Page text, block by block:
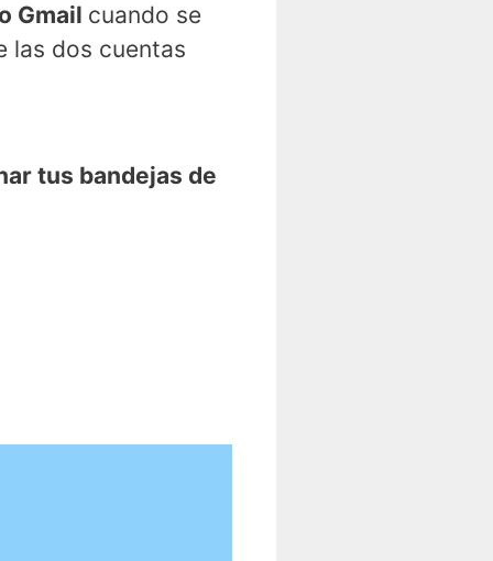
Gmail cuando se
las dos cuentas
tus bandejas de